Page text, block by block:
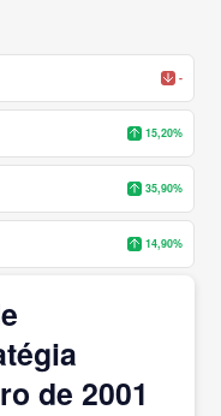
-
15,20%
35,90%
14,90%
de 2001